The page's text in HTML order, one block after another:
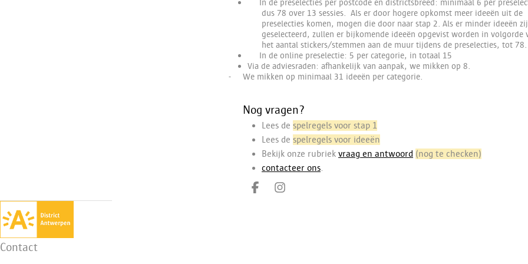
In de preselecties per postcode en districtsbreed: minimaal 6 per
dus 78 over 13 sessies. Als er door hogere opkomst meer ideeën uit de
preselecties komen, mogen die door naar stap 2. Als er minder ideeën
geselecteerd, zullen er bijkomende ideeën opgevist worden in volgorde
het aantal stickers/stemmen aan de muur tijdens de preselecties, tot 78.
In de online preselectie: 5 per categorie, in totaal 15
Via de adviesraden: afhankelijk van aanpak, we mikken op 8.
-
We mikken op minimaal 31 ideeën per categorie.
Nog vragen?
Lees de spelregels voor stap 1
Lees de spelregels voor ideeën
Bekijk onze rubriek vraag en antwoord (nog te checken)
contacteer ons.
Deel op facebook
Deel op Instagram
Contact